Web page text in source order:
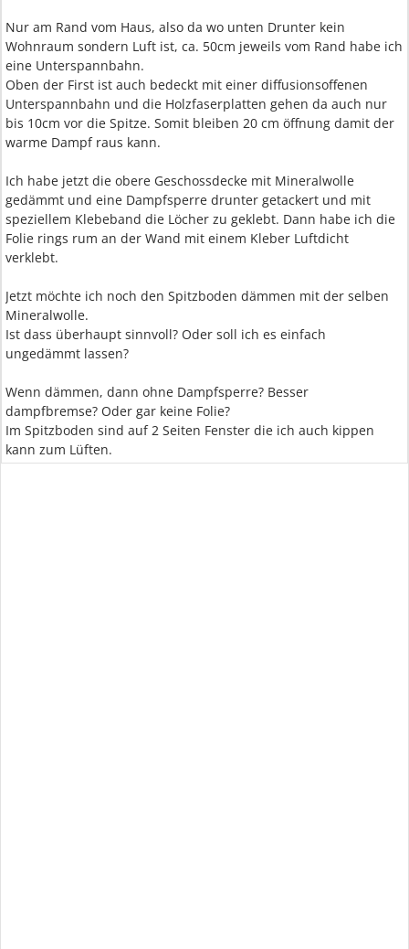
Nur am Rand vom Haus, also da wo unten Drunter kein
Wohnraum sondern Luft ist, ca. 50cm jeweils vom Rand habe ich
eine Unterspannbahn.
Oben der First ist auch bedeckt mit einer diffusionsoffenen
Unterspannbahn und die Holzfaserplatten gehen da auch nur
bis 10cm vor die Spitze. Somit bleiben 20 cm öffnung damit der
warme Dampf raus kann.
Ich habe jetzt die obere Geschossdecke mit Mineralwolle
gedämmt und eine Dampfsperre drunter getackert und mit
speziellem Klebeband die Löcher zu geklebt. Dann habe ich die
Folie rings rum an der Wand mit einem Kleber Luftdicht
verklebt.
Jetzt möchte ich noch den Spitzboden dämmen mit der selben
Mineralwolle.
Ist dass überhaupt sinnvoll? Oder soll ich es einfach
ungedämmt lassen?
Wenn dämmen, dann ohne Dampfsperre? Besser
dampfbremse? Oder gar keine Folie?
Im Spitzboden sind auf 2 Seiten Fenster die ich auch kippen
kann zum Lüften.